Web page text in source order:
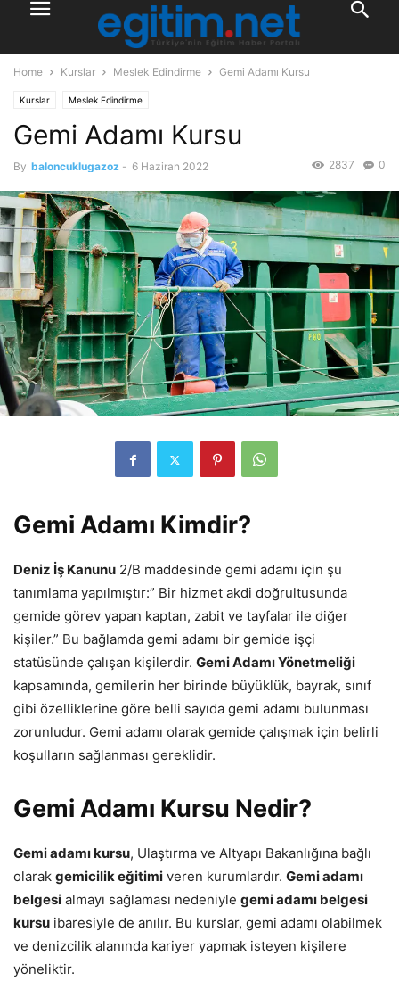
Home Kurslar Meslek Edindirme Gemi Adamı Kursu
Kurslar Meslek Edindirme
Gemi Adamı Kursu
By baloncuklugazoz - 6 Haziran 2022 0
2837
Gemi Adamı Kimdir?
Deniz İş Kanunu 2/B maddesinde gemi adamı için şu
tanımlama yapılmıştır:” Bir hizmet akdi doğrultusunda
gemide görev yapan kaptan, zabit ve tayfalar ile diğer
kişiler.” Bu bağlamda gemi adamı bir gemide işçi
statüsünde çalışan kişilerdir. Gemi Adamı Yönetmeliği
kapsamında, gemilerin her birinde büyüklük, bayrak, sınıf
gibi özelliklerine göre belli sayıda gemi adamı bulunması
zorunludur. Gemi adamı olarak gemide çalışmak için belirli
koşulların sağlanması gereklidir.
Gemi Adamı Kursu Nedir?
Gemi adamı kursu, Ulaştırma ve Altyapı Bakanlığına bağlı
olarak gemicilik eğitimi veren kurumlardır. Gemi adamı
belgesi almayı sağlaması nedeniyle gemi adamı belgesi
kursu ibaresiyle de anılır. Bu kurslar, gemi adamı olabilmek
ve denizcilik alanında kariyer yapmak isteyen kişilere
yöneliktir.